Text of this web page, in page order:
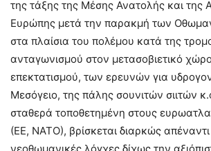
της τάξης της Μέσης Ανατολής και της
Ευρώπης μετά την παρακμή των
στα πλαίσια του πολέμου κατά της
ανταγωνισμού στον μετασοβιετικό
επεκτατισμού, των ερευνών για
Μεσόγειο, της πάλης σουνιτών σιιτών
σταθερά τοποθετημένη στους
(ΕΕ, ΝΑΤΟ), βρίσκεται διαρκώς απέναντι